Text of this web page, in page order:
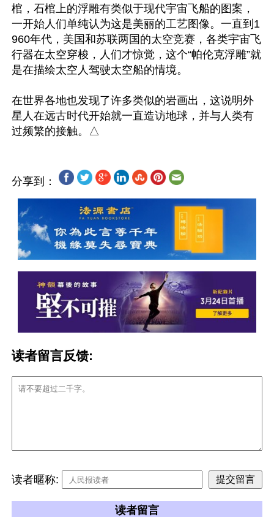
棺，石棺上的浮雕有类似于现代宇宙飞船的图案，
一开始人们单纯认为这是美丽的工艺图像。一直到1
960年代，美国和苏联两国的太空竞赛，各类宇宙飞
行器在太空穿梭，人们才惊觉，这个“帕伦克浮雕”就
是在描绘太空人驾驶太空船的情境。
在世界各地也发现了许多类似的岩画出，这说明外
星人在远古时代开始就一直造访地球，并与人类有
分享到：
读者留言反馈:
读者暱称:
读者留言